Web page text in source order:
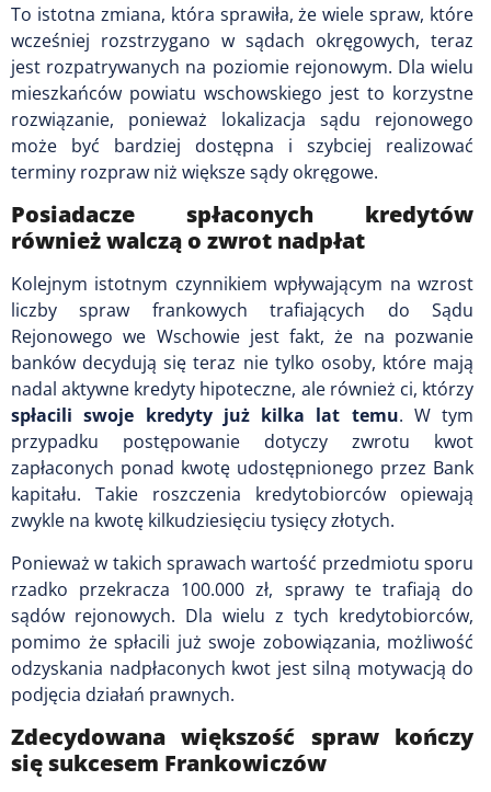
To istotna zmiana, która sprawiła, że wiele spraw, które
wcześniej rozstrzygano w sądach okręgowych, teraz
jest rozpatrywanych na poziomie rejonowym. Dla wielu
mieszkańców powiatu wschowskiego jest to korzystne
rozwiązanie, ponieważ lokalizacja sądu rejonowego
może być bardziej dostępna i szybciej realizować
terminy rozpraw niż większe sądy okręgowe.
Posiadacze spłaconych kredytów
również walczą o zwrot nadpłat
Kolejnym istotnym czynnikiem wpływającym na wzrost
liczby spraw frankowych trafiających do Sądu
Rejonowego we Wschowie jest fakt, że na pozwanie
banków decydują się teraz nie tylko osoby, które mają
nadal aktywne kredyty hipoteczne, ale również ci, którzy
spłacili swoje kredyty już kilka lat temu. W tym
przypadku postępowanie dotyczy zwrotu kwot
zapłaconych ponad kwotę udostępnionego przez Bank
kapitału. Takie roszczenia kredytobiorców opiewają
zwykle na kwotę kilkudziesięciu tysięcy złotych.
Ponieważ w takich sprawach wartość przedmiotu sporu
rzadko przekracza 100.000 zł, sprawy te trafiają do
sądów rejonowych. Dla wielu z tych kredytobiorców,
pomimo że spłacili już swoje zobowiązania, możliwość
odzyskania nadpłaconych kwot jest silną motywacją do
podjęcia działań prawnych.
Zdecydowana większość spraw kończy
się sukcesem Frankowiczów